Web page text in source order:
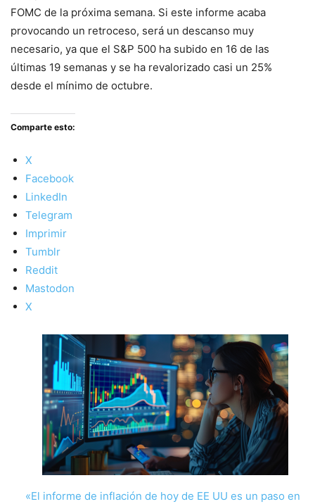
FOMC de la próxima semana. Si este informe acaba
provocando un retroceso, será un descanso muy
necesario, ya que el S&P 500 ha subido en 16 de las
últimas 19 semanas y se ha revalorizado casi un 25%
desde el mínimo de octubre.
Comparte esto:
X
Facebook
LinkedIn
Telegram
Imprimir
Tumblr
Reddit
Mastodon
X
«El informe de inflación de hoy de EE UU es un paso en